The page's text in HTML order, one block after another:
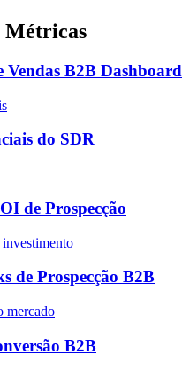
Métricas
Vendas B2B Dashboard
do SDR
de Prospecção
de Prospecção B2B
mercado
B2B